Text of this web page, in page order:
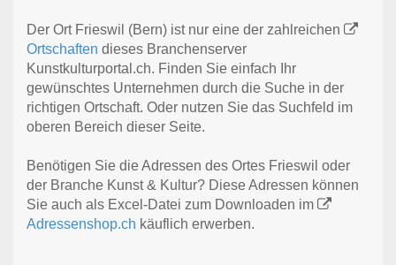
Der Ort Frieswil (Bern) ist nur eine der zahlreichen
Ortschaften dieses Branchenserver
Kunstkulturportal.ch. Finden Sie einfach Ihr
gewünschtes Unternehmen durch die Suche in der
richtigen Ortschaft. Oder nutzen Sie das Suchfeld im
oberen Bereich dieser Seite.
Benötigen Sie die Adressen des Ortes Frieswil oder
der Branche Kunst & Kultur? Diese Adressen können
Sie auch als Excel-Datei zum Downloaden im
Adressenshop.ch käuflich erwerben.